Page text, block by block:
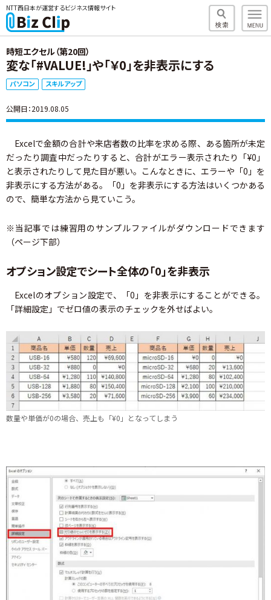
NTT西日本が運営するビジネス情報サイト
時短エクセル（第20回）
変な「#VALUE!」や「￥0」を非表示にする
パソコン スキルアップ
公開日：2019.08.05
Excelで金額の合計や来店者数の比率を求める際、ある箇所が未定
だったり調査中だったりすると、合計がエラー表示されたり「¥0」
と表示されたりして見た目が悪い。こんなときに、エラーや「0」を
非表示にする方法がある。「0」を非表示にする方法はいくつかある
ので、簡単な方法から見ていこう。
※当記事では練習用のサンプルファイルがダウンロードできます
（ページ下部）
オプション設定でシート全体の「0」を非表示
Excelのオプション設定で、「0」を非表示にすることができる。
「詳細設定」でゼロ値の表示のチェックを外せばよい。
数量や単価が0の場合、売上も「¥0」となってしまう